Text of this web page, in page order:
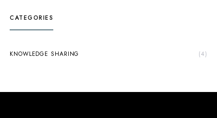
CATEGORIES
KNOWLEDGE SHARING (4)